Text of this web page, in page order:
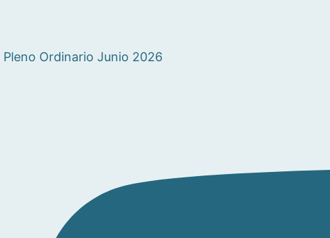
Pleno Ordinario Junio 2026